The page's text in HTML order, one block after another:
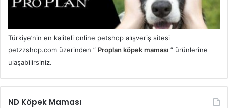
Türkiye’nin en kaliteli online petshop alışveriş sitesi
petzzshop.com üzerinden ” Proplan köpek maması ” ürünlerine
ulaşabilirsiniz.
ND Köpek Maması